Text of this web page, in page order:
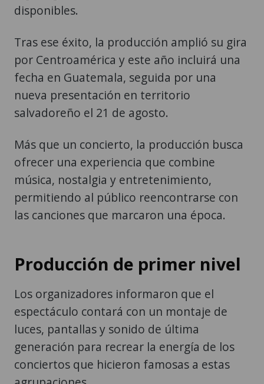
disponibles.
Tras ese éxito, la producción amplió su gira
por Centroamérica y este año incluirá una
fecha en Guatemala, seguida por una
nueva presentación en territorio
salvadoreño el 21 de agosto.
Más que un concierto, la producción busca
ofrecer una experiencia que combine
música, nostalgia y entretenimiento,
permitiendo al público reencontrarse con
las canciones que marcaron una época.
Producción de primer nivel
Los organizadores informaron que el
espectáculo contará con un montaje de
luces, pantallas y sonido de última
generación para recrear la energía de los
conciertos que hicieron famosas a estas